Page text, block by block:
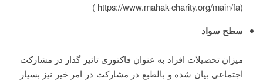
(https://www.mahak-charity.org/main/fa )
سطح سواد
میزان تحصیلات افراد به عنوان فاکتوری تاثیر گذار در مشارکت
اجتماعی بیان شده و بالطبع در مشارکت در امر خیر نیز بسیار